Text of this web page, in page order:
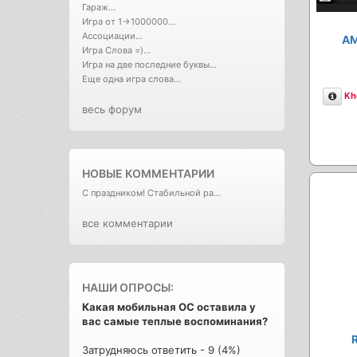
Гараж...
Игра от 1->1000000...
Ассоциации...
Игра Слова =)...
Игра на две последние буквы...
Еще одна игра слова...
весь форум
НОВЫЕ КОММЕНТАРИИ
С праздником! Стабильной ра...
все комментарии
НАШИ ОПРОСЫ:
Какая мобильная ОС оставила у
вас самые теплые воспоминания?
Затрудняюсь ответить - 9 (4%)